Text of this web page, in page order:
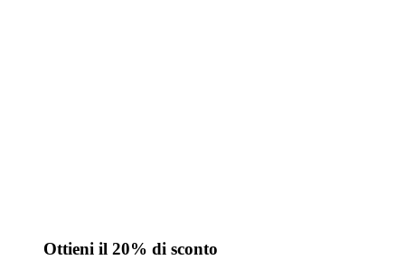
Ottieni il 20% di sconto